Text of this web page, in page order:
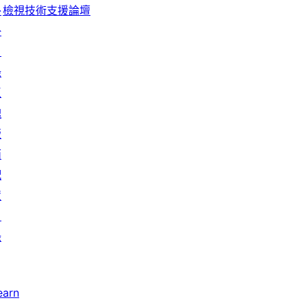
論
檢視技術支援論壇